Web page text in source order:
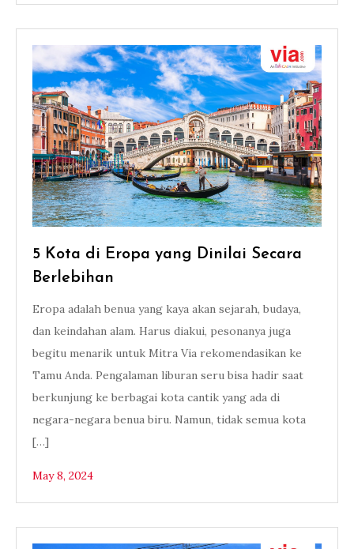
5 Kota di Eropa yang Dinilai Secara
Berlebihan
Eropa adalah benua yang kaya akan sejarah, budaya,
dan keindahan alam. Harus diakui, pesonanya juga
begitu menarik untuk Mitra Via rekomendasikan ke
Tamu Anda. Pengalaman liburan seru bisa hadir saat
berkunjung ke berbagai kota cantik yang ada di
negara-negara benua biru. Namun, tidak semua kota
[…]
May 8, 2024